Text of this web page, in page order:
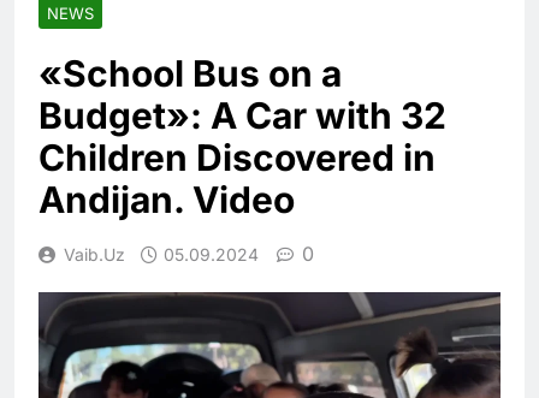
NEWS
«School Bus on a
Budget»: A Car with 32
Children Discovered in
Andijan. Video
Vaib.uz 05.09.2024 0